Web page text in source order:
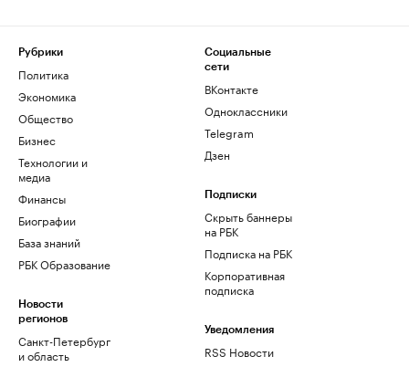
Рубрики
Политика
Экономика
Общество
Бизнес
Технологии и
медиа
Финансы
Биографии
База знаний
РБК Образование
Новости
регионов
Санкт-Петербург
и область
Социальные
сети
ВКонтакте
Одноклассники
Telegram
Дзен
Подписки
Скрыть баннеры
на РБК
Подписка на РБК
Корпоративная
подписка
Уведомления
RSS Новости